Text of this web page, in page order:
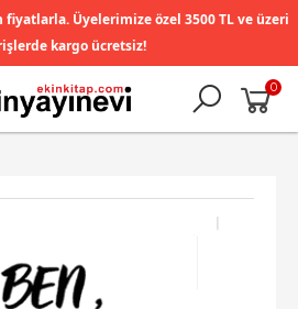
fiyatlarla. Üyelerimize özel 3500 TL ve üzeri
kargo ücretsiz!
0